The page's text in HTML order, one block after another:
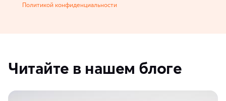
Политикой конфиденциальности
Читайте в нашем блоге